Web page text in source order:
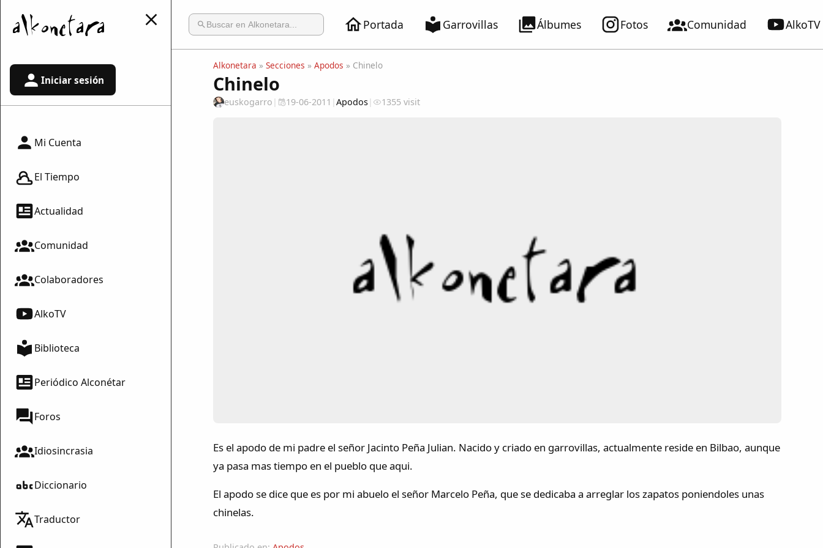
Portada Garrovillas Álbumes Fotos Comunidad AlkoTV
Iniciar sesión
Mi Cuenta
El Tiempo
Actualidad
Comunidad
Colaboradores
AlkoTV
Biblioteca
Periódico Alconétar
Foros
Idiosincrasia
Diccionario
Traductor
Alkonetara » Secciones » Apodos » Chinelo
Chinelo
euskogarro | 19-06-2011 | Apodos| 1355 visit
Es el apodo de mi padre el señor Jacinto Peña Julian. Nacido y criado en garrovillas, actualmente reside en Bilbao, aunque
ya pasa mas tiempo en el pueblo que aqui.
El apodo se dice que es por mi abuelo el señor Marcelo Peña, que se dedicaba a arreglar los zapatos poniendoles unas
chinelas.